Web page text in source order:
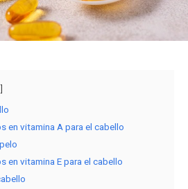
en vitamina A para el cabello
en vitamina E para el cabello